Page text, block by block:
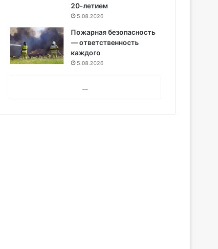
20-летием
5.08.2026
Пожарная безопасность
— ответственность
каждого
5.08.2026
...